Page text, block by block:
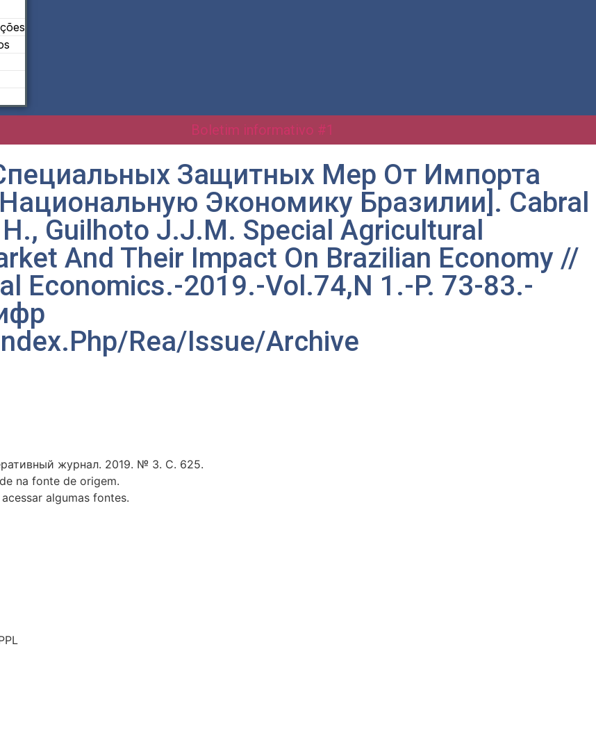
Boletim informativo #1
Защитных Мер От Импорта
Экономику Бразилии]. Cabral
Guilhoto J.J.M. Special Agricultural
And Their Impact On Brazilian Economy //
Economics.-2019.-Vol.74,N 1.-P. 73-83.-
Rea/Issue/Archive
журнал. 2019. № 3. С. 625.
na fonte de origem.
algumas fontes.